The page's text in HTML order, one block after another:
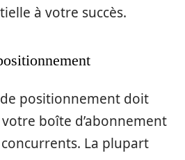
à votre succès.
positionnement doit
boîte d’abonnement
La plupart